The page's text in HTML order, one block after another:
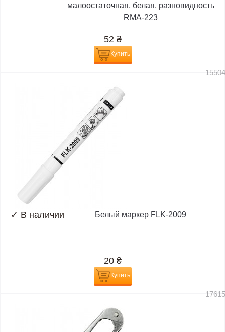
малоостаточная, белая, разновидность
RMA-223
52 ₴
Купить
✓ В наличии Белый маркер FLK-2009
20 ₴
Купить